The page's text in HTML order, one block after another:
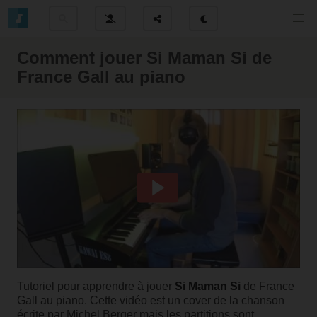
Comment jouer Si Maman Si de
France Gall au piano
Tutoriel pour apprendre à jouer Si Maman Si de France
Gall au piano. Cette vidéo est un cover de la chanson
écrite par Michel Berger mais les partitions sont